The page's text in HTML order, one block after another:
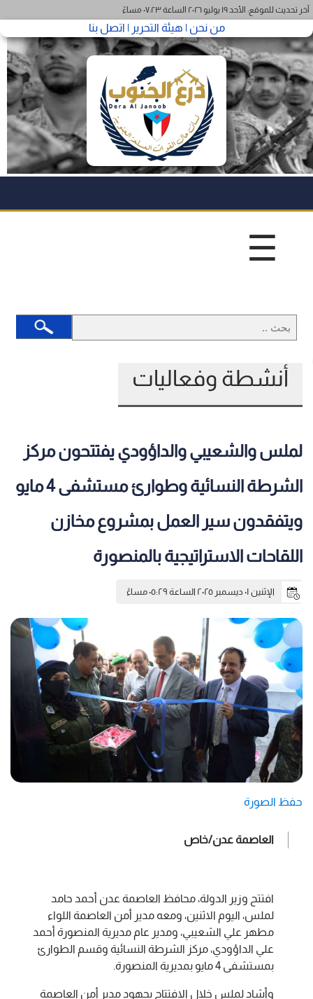
آخر تحديث للموقع: الأحد ١٩ يوليو ٢٠٢٦ الساعة ٠٧:٢٣ مساءً
من نحن | هيئة التحرير | اتصل بنا
☰
أنشطة وفعاليات
لملس والشعيبي والداؤودي يفتتحون مركز
الشرطة النسائية وطوارئ مستشفى 4 مايو
ويتفقدون سير العمل بمشروع مخازن
اللقاحات الاستراتيجية بالمنصورة
الإثنين ٠١ ديسمبر ٢٠٢٥ الساعة ٠٥:٢٩ مساءً
حفظ الصورة
العاصمة عدن/خاص
افتتح وزير الدولة، محافظ العاصمة عدن أحمد حامد
لملس، اليوم الاثنين، ومعه مدير أمن العاصمة اللواء
مطهر علي الشعيبي، ومدير عام مديرية المنصورة أحمد
علي الداؤودي، مركز الشرطة النسائية وقسم الطوارئ
بمستشفى 4 مايو بمديرية المنصورة.
وأشاد لملس خلال الافتتاح بجهود مدير أمن العاصمة